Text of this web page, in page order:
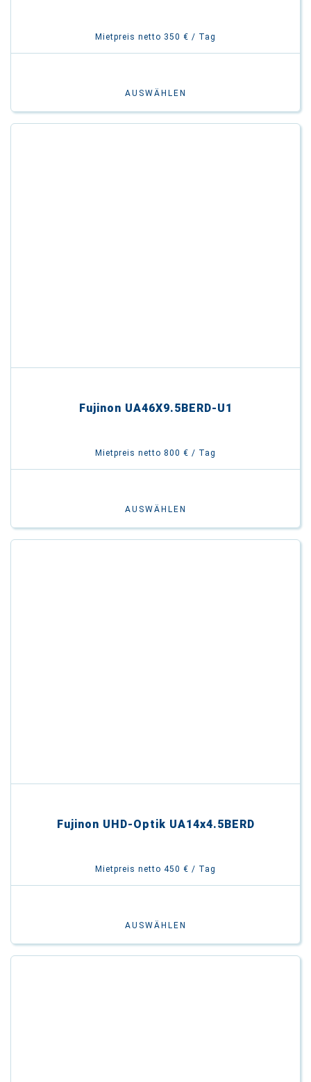
Mietpreis netto 350 € / Tag
AUSWÄHLEN
Fujinon UA46X9.5BERD-U1
Mietpreis netto 800 € / Tag
AUSWÄHLEN
Fujinon UHD-Optik UA14x4.5BERD
Mietpreis netto 450 € / Tag
AUSWÄHLEN